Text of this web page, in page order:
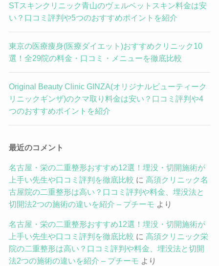
STスキンクリニック青山のヴェルベットスキン料金は安
い？口コミ評判や5つのおすすめポイントを紹介
東京の医療痩身(医療ダイエット)おすすめクリニック10
選！全29院の料金・口コミ・メニューを徹底比較
Original Beauty Clinic GINZA(オリジナルビューティーク
リニックギンザ)のクマ取り料金は安い？口コミ評判や4
つのおすすめポイントを紹介
最近のコメント
名古屋・栄の二重整形おすすめ12選！埋没・切開施術が
上手い先生や口コミ評判を徹底比較 に 高須クリニック名
古屋院の二重整形は高い？口コミ評判や料金、埋没法と
切開法2つの施術の違いを紹介 – プチーモ より
名古屋・栄の二重整形おすすめ12選！埋没・切開施術が
上手い先生や口コミ評判を徹底比較 に 高須クリニック栄
院の二重整形は高い？口コミ評判や料金、埋没法と切開
法2つの施術の違いを紹介 – プチーモ より